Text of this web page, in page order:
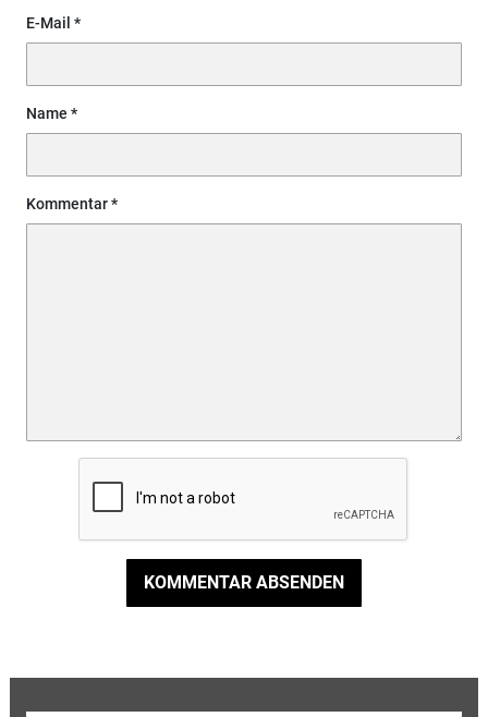
E-Mail
Name
Kommentar
KOMMENTAR ABSENDEN